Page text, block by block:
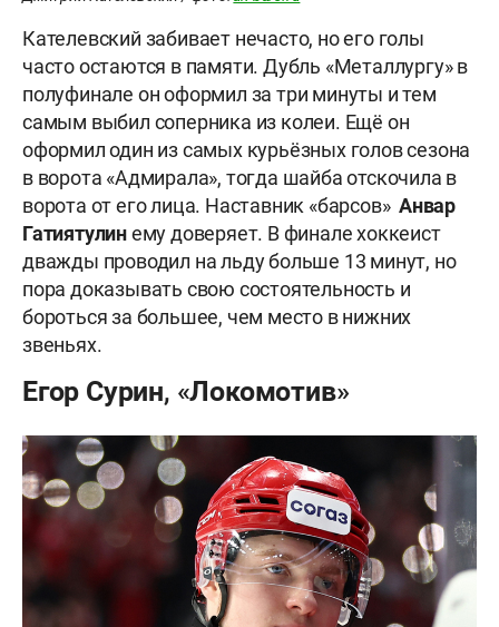
Кателевский забивает нечасто, но его голы
часто остаются в памяти. Дубль «Металлургу» в
полуфинале он оформил за три минуты и тем
самым выбил соперника из колеи. Ещё он
оформил один из самых курьёзных голов сезона
в ворота «Адмирала», тогда шайба отскочила в
ворота от его лица. Наставник «барсов» Анвар
Гатиятулинему доверяет. В финале хоккеист
дважды проводил на льду больше 13 минут, но
пора доказывать свою состоятельность и
бороться за большее, чем место в нижних
звеньях.
Егор Сурин, «Локомотив»